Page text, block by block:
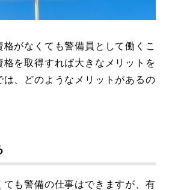
がなくても警備員として働くこ
格を取得すれば大きなメリットを
は、どのようなメリットがあるの
ても警備の仕事はできますが、有